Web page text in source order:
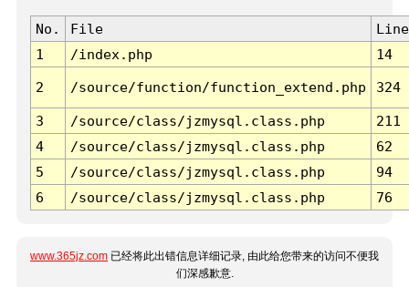
No. File
Line
1
/index.php 14
2 /source/function/function_extend.php 324
3 /source/class/jzmysql.class.php
211
4
/source/class/jzmysql.class.php
62
5
/source/class/jzmysql.class.php
94
6
/source/class/jzmysql.class.php 76
www.365jz.com 已经将此出错信息详细记录, 由此给您带来的访问不便我
们深感歉意.